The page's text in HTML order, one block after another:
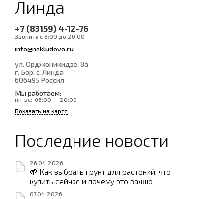
Линда
+7 (83159) 4-12-76
Звоните с 8:00 до 20:00
info@nekludovo.ru
ул. Орджоникидзе, 8а
г. Бор, с. Линда
606495 Россия
Мы работаем:
пн-вс: 08:00 — 20:00
Показать на карте
Последние новости
26.04.2026
🌱 Как выбрать грунт для растений: что
купить сейчас и почему это важно
07.04.2026